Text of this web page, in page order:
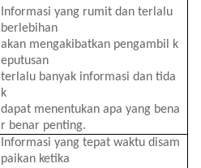
Informasi yang rumit dan terlalu
berlebihan
akan mengakibatkan pengambil k
eputusan
terlalu banyak informasi dan tida
k
dapat menentukan apa yang bena
r benar penting.
Informasi yangtepat waktu disam
paikan ketika